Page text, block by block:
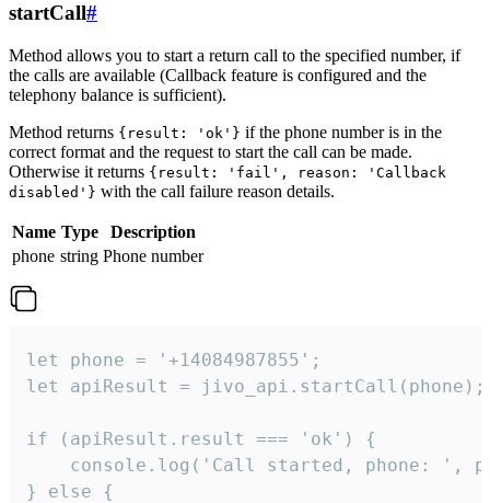
startCall#
Method allows you to start a return call to the specified number, if
the calls are available (Callback feature is configured and the
telephony balance is sufficient).
Method returns {result: 'ok'} if the phone number is in the
correct format and the request to start the call can be made.
Otherwise it returns {result: 'fail', reason: 'Callback
disabled'} with the call failure reason details.
Name Type
Description
phone string Phone number
let phone = '+14084987855';
let apiResult = jivo_api.startCall(phone);
if (apiResult.result === 'ok') {
console.log('Call started, phone: ',
} else {